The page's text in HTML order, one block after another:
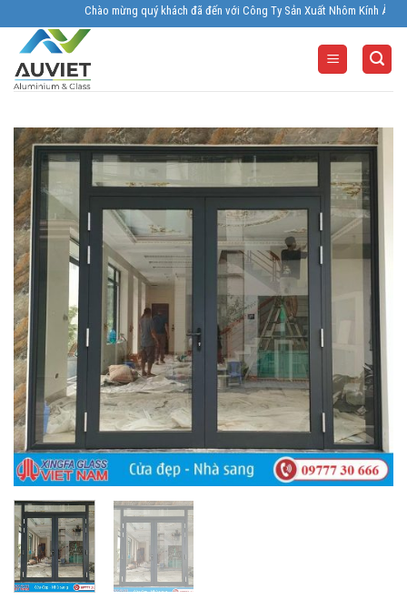
to
content
Chào mừng quý khách đã đến với Công Ty Sản Xuất Nhôm Kính Âu Viêt.